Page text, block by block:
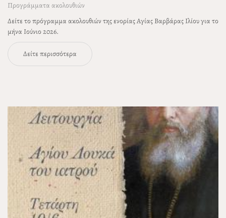
Προγράμματα ακολουθιών
Δείτε το πρόγραμμα ακολουθιών της ενορίας Αγίας Βαρβάρας Ιλίου για το
μήνα Ιούνιο 2026.
Δείτε περισσότερα